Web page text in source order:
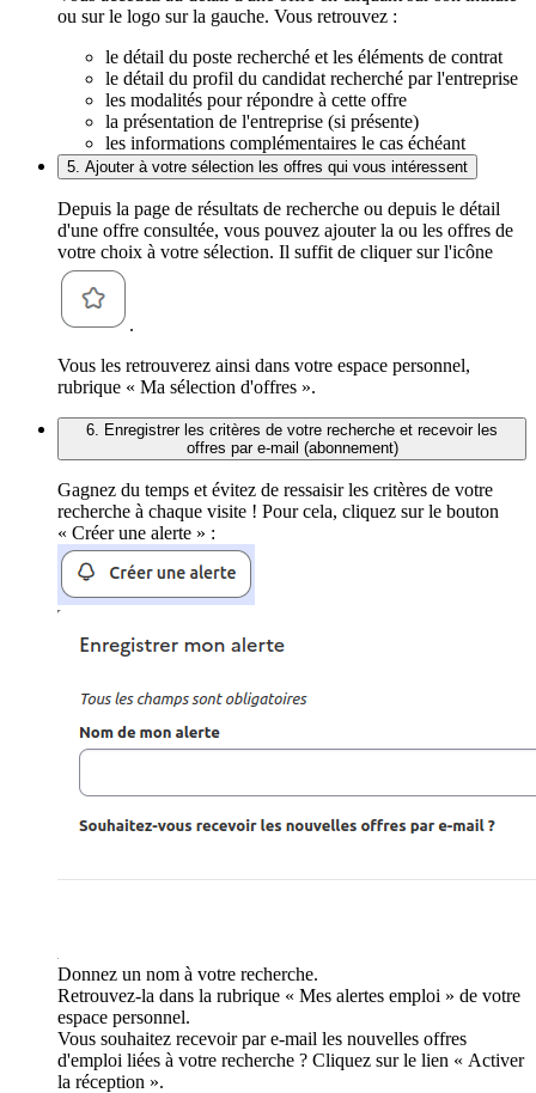
ou sur le logo sur la gauche. Vous retrouvez :
le détail du poste recherché et les éléments de contrat
le détail du profil du candidat recherché par l'entreprise
les modalités pour répondre à cette offre
la présentation de l'entreprise (si présente)
les informations complémentaires le cas échéant
5. Ajouter à votre sélection les offres qui vous intéressent
Depuis la page de résultats de recherche ou depuis le détail
d'une offre consultée, vous pouvez ajouter la ou les offres de
votre choix à votre sélection. Il suffit de cliquer sur l'icône
.
Vous les retrouverez ainsi dans votre espace personnel,
rubrique « Ma sélection d'offres ».
6. Enregistrer les critères de votre recherche et recevoir les
offres par e-mail (abonnement)
Gagnez du temps et évitez de ressaisir les critères de votre
recherche à chaque visite ! Pour cela, cliquez sur le bouton
« Créer une alerte » :
Donnez un nom à votre recherche.
Retrouvez-la dans la rubrique « Mes alertes emploi » de votre
espace personnel.
Vous souhaitez recevoir par e-mail les nouvelles offres
d'emploi liées à votre recherche ? Cliquez sur le lien « Activer
la réception ».